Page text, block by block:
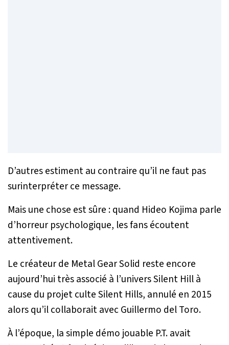
D’autres estiment au contraire qu’il ne faut pas
surinterpréter ce message.
Mais une chose est sûre : quand Hideo Kojima parle
d’horreur psychologique, les fans écoutent
attentivement.
Le créateur de Metal Gear Solid reste encore
aujourd’hui très associé à l’universSilent Hillà
cause du projet culteSilent Hills, annulé en 2015
alors qu’il collaborait avec Guillermo del Toro.
À l’époque, la simple démo jouable P.T.avait